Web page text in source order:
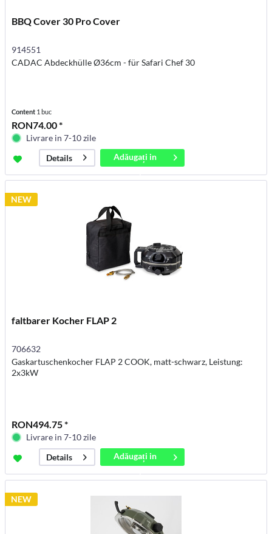
BBQ Cover 30 Pro Cover
914551
CADAC Abdeckhülle Ø36cm - für Safari Chef 30
Content 1 buc
RON74.00 *
Livrare in 7-10 zile
Details
Adăugați in
coș
NEW
faltbarer Kocher FLAP 2
706632
Gaskartuschenkocher FLAP 2 COOK, matt-schwarz, Leistung:
2x3kW
RON494.75 *
Livrare in 7-10 zile
Details
Adăugați in
coș
NEW